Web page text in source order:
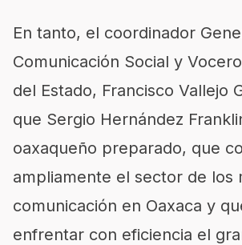
En tanto, el coordinador
Comunicación Social y
del Estado, Francisco Vallejo
que Sergio Hernández
oaxaqueño preparado, que
ampliamente el sector de los
comunicación en Oaxaca y
enfrentar con eficiencia el